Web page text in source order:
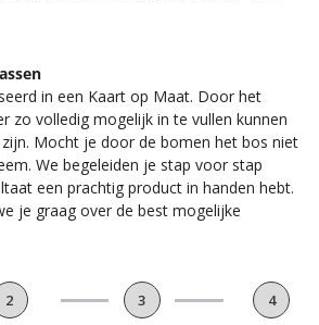
in een Kaart op Maat. Door het
zo volledig mogelijk in te vullen kunnen
Mocht je door de bomen het bos niet
We begeleiden je stap voor stap
een prachtig product in handen hebt.
je graag over de best mogelijke
2
3
4